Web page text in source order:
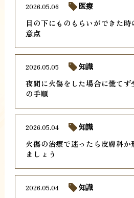
目の下にものもらいができた
意点
2026.05.06 医療
夜間に火傷をした場合に慌てず
の手順
2026.05.05 知識
火傷の治療で迷ったら皮膚科か
ましょう
2026.05.04 知識
2026.05.04 知識